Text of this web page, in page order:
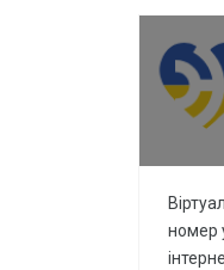
Додаткові
Нова послуга
Штрафи за
номер